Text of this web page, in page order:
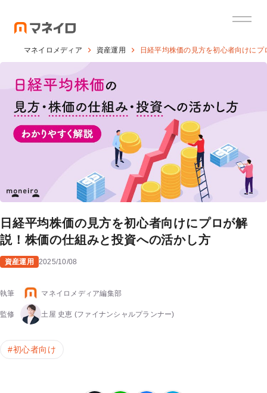
マネイロメディア 資産運用 日経平均株価の見方を初心者向けに
日経平均株価の見方を初心者向けにプロが解
説！株価の仕組みと投資への活かし方
資産運用 2025/10/08
執筆 マネイロメディア編集部
監修 土屋 史恵 (ファイナンシャルプランナー)
#初心者向け